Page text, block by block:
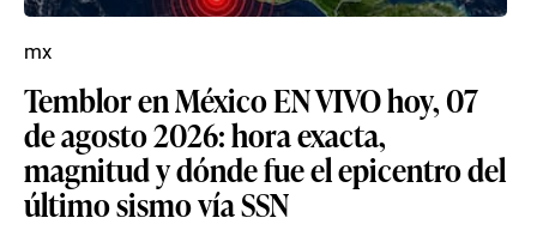
Temblor en México EN VIVO hoy, 07
de agosto 2026: hora exacta,
magnitud y dónde fue el epicentro del
último sismo vía SSN
mx